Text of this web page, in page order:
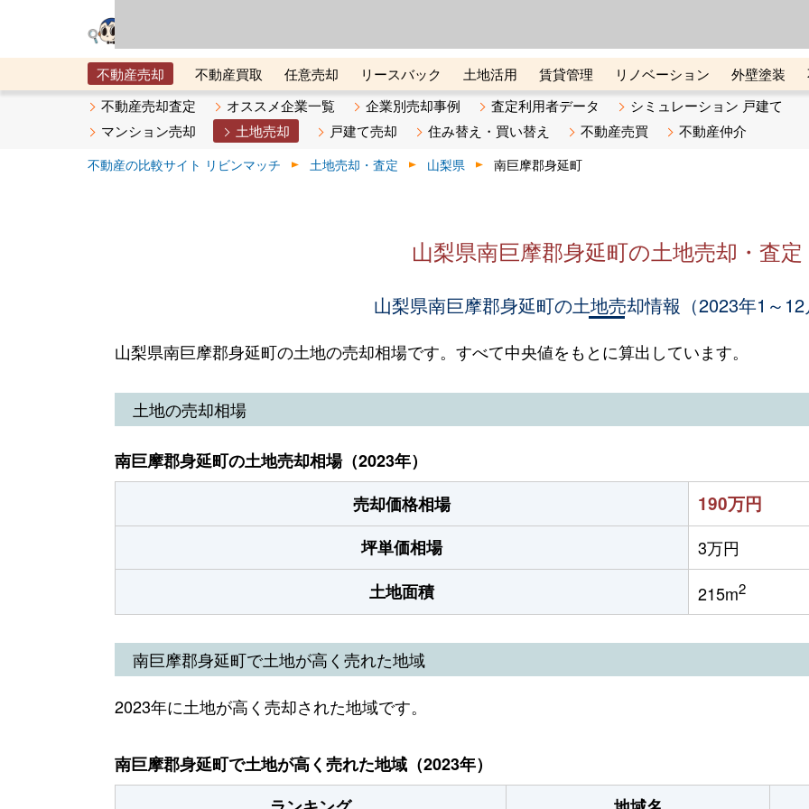
不動産売却 不動産買取 任意売却 リースバック 土地活用 賃貸管理 リノベーション 外壁塗装
メタ住宅展示場
ベスト不動産カンパニー オンライン講座 リビンマガジンBiz 不動産売却ご相談デスク
不動産売却査定 オススメ企業一覧 企業別売却事例 査定利用者データ
シミュレーション 戸建て
マンション売却
土地売却 戸建て売却 住み替え・買い替え 不動産売買 不動産仲介
不動産の比較サイト リビンマッチ 土地売却・査定 山梨県 南巨摩郡身延町
山梨県南巨摩郡身延町の土地売却・査定
山梨県南巨摩郡身延町の土地売却情報（2023年1～
山梨県南巨摩郡身延町の土地の売却相場です。すべて中央値をもとに算出しています。
土地の売却相場
南巨摩郡身延町の土地売却相場（2023年）
売却価格相場
190万円
坪単価相場
3万円
土地面積
215m2
南巨摩郡身延町で土地が高く売れた地域
2023年に土地が高く売却された地域です。
南巨摩郡身延町で土地が高く売れた地域（2023年）